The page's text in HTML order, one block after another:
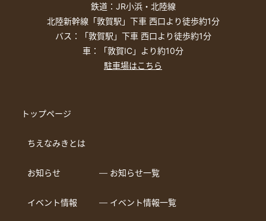
鉄道：JR小浜・北陸線
北陸新幹線「敦賀駅」下車 西口より徒歩約1分
バス：「敦賀駅」下車 西口より徒歩約1分
車：「敦賀IC」より約10分
駐車場はこちら
トップページ
ちえなみきとは
お知らせ ― お知らせ一覧
イベント情報 ― イベント情報一覧